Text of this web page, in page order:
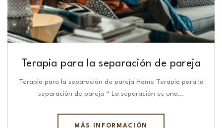
Terapia para la separación de pareja
Terapia para la separación de pareja Home Terapia para la
separación de pareja “ La separación es una…
MÁS INFORMACIÓN